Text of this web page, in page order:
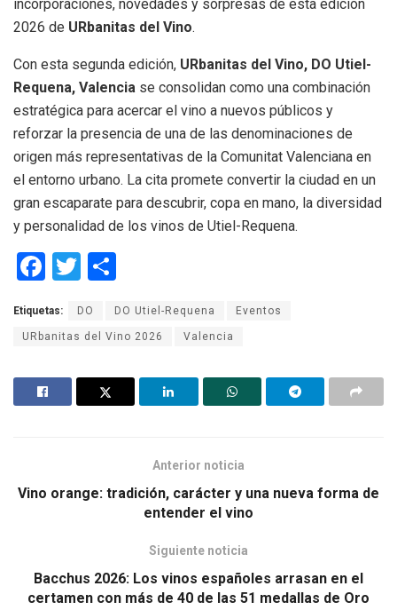
incorporaciones, novedades y sorpresas de esta edición
2026 de URbanitas del Vino.
Con esta segunda edición, URbanitas del Vino, DO Utiel-
Requena, Valencia se consolidan como una combinación
estratégica para acercar el vino a nuevos públicos y
reforzar la presencia de una de las denominaciones de
origen más representativas de la Comunitat Valenciana en
el entorno urbano. La cita promete convertir la ciudad en un
gran escaparate para descubrir, copa en mano, la diversidad
y personalidad de los vinos de Utiel-Requena.
F
ce
b
o
o
T
tt
er
m
p
ar
tir
Etiquetas: DO DO Utiel-Requena Eventos
URbanitas del Vino 2026 Valencia
Anterior noticia
Vino orange: tradición, carácter y una nueva forma de
entender el vino
Siguiente noticia
Bacchus 2026: Los vinos españoles arrasan en el
certamen con más de 40 de las 51 medallas de Oro